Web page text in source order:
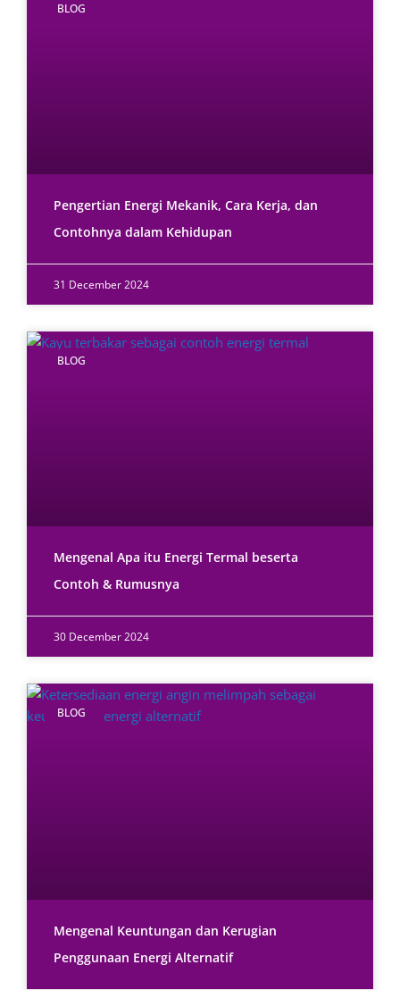
BLOG
Pengertian Energi Mekanik, Cara Kerja, dan
Contohnya dalam Kehidupan
31 December 2024
BLOG
Mengenal Apa itu Energi Termal beserta
Contoh & Rumusnya
30 December 2024
BLOG
Mengenal Keuntungan dan Kerugian
Penggunaan Energi Alternatif